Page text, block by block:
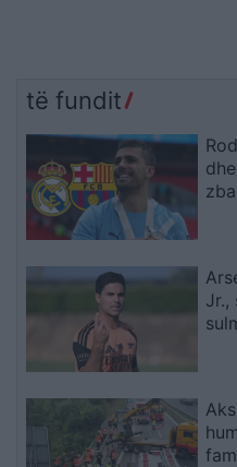
të fundit
Jr.,